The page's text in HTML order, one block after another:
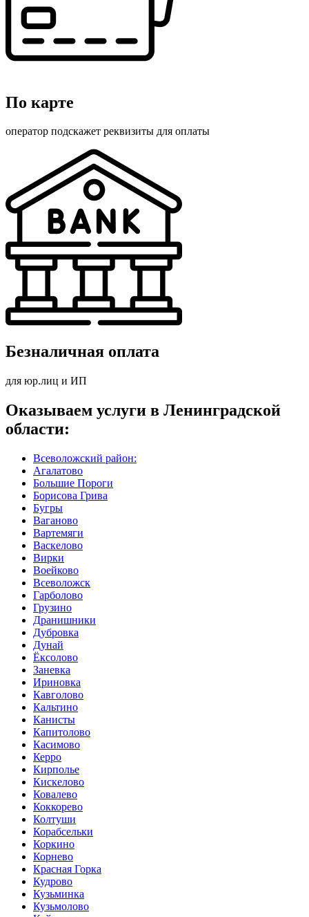
По карте
оператор подскажет реквизиты для оплаты
Безналичная оплата
для юр.лиц и ИП
Оказываем услуги в Ленинградской
области:
Всеволожский район:
Агалатово
Большие Пороги
Борисова Грива
Бугры
Ваганово
Вартемяги
Васкелово
Вирки
Воейково
Всеволожск
Гарболово
Грузино
Дранишники
Дубровка
Дунай
Ёксолово
Заневка
Ириновка
Кавголово
Кальтино
Канисты
Капитолово
Касимово
Керро
Кирполье
Кискелово
Ковалево
Коккорево
Колтуши
Корабсельки
Коркино
Корнево
Красная Горка
Кудрово
Кузьминка
Кузьмолово